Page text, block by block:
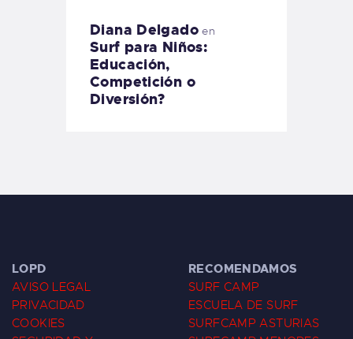
Diana Delgadoen
Surf para Niños:
Educación,
Competición o
Diversión?
LOPD
AVISO LEGAL
PRIVACIDAD
COOKIES
RECOMENDAMOS
SURF CAMP
ESCUELA DE SURF
SURFCAMP ASTURIAS